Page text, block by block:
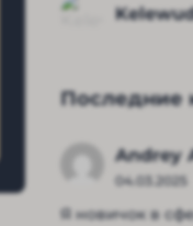
Последние
Andrey
04.03.2025
Я новичок в